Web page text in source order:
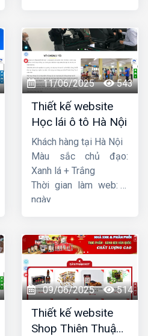
11/06/2025 543
Thiết kế website
Học lái ô tô Hà Nội
Khách hàng tại Hà Nội
Màu sắc chủ đạo:
Xanh lá + Trắng
Thời gian làm web: 7
ngày
09/06/2025 514
Thiết kế website
Shop Thiên Thuận